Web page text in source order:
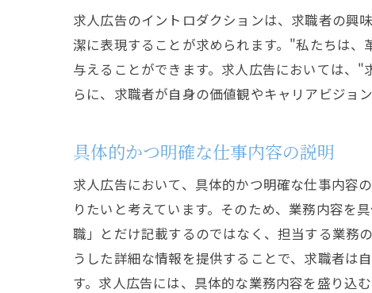
求人広告のイントロダクションは、求職者の興
潔に表現することが求められます。"私たちは
与えることができます。求人広告においては、
らに、求職者が自身の価値観やキャリアビジョ
具体的かつ明確な仕事内容の説明
求人広告において、具体的かつ明確な仕事内容
りたいと考えています。そのため、業務内容を
職」とだけ記載するのではなく、担当する業務
うした詳細な情報を提供することで、求職者は
す。求人広告には、具体的な業務内容を盛り込